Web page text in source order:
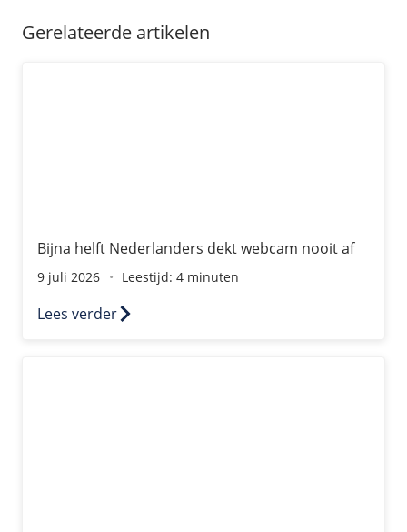
Gerelateerde artikelen
Bijna helft Nederlanders dekt webcam nooit af
9 juli 2026 Leestijd: 4 minuten
Lees verder